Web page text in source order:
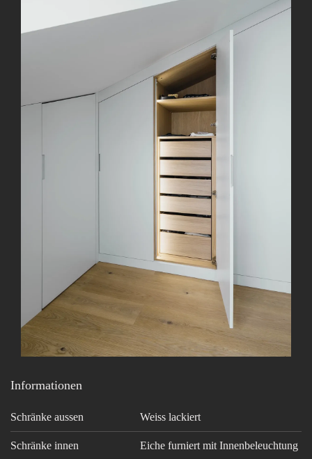
Informationen
Schränke aussen Weiss lackiert
Schränke innen Eiche furniert mit Innenbeleuchtung